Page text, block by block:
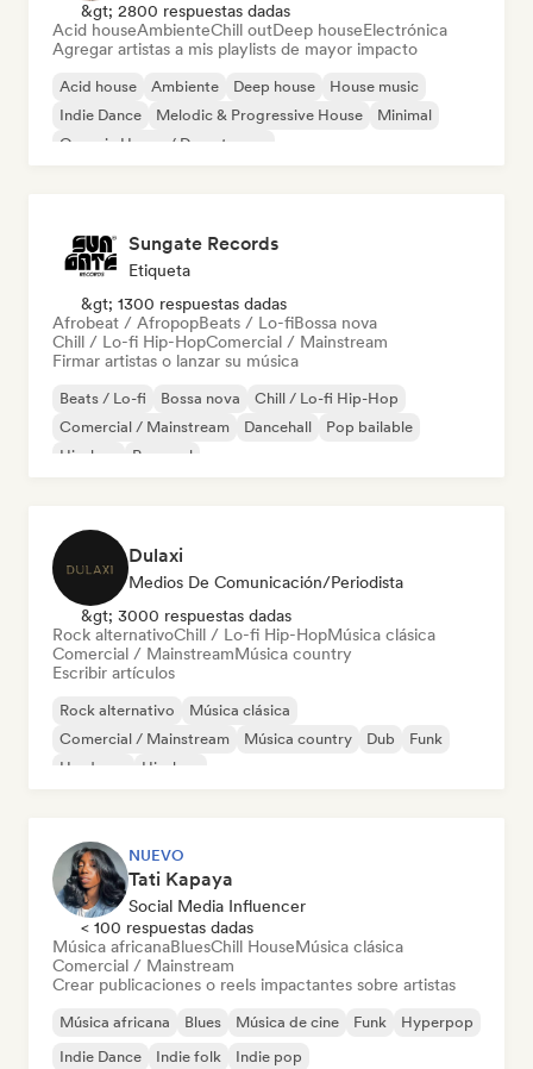
&gt; 2800 respuestas dadas
Acid houseAmbienteChill outDeep houseElectrónica
Agregar artistas a mis playlists de mayor impacto
Acid house Ambiente Deep house
House music
Indie Dance
Melodic & Progressive House
Minimal
Organic House / Downtempo
Sungate Records
Etiqueta
&gt; 1300 respuestas dadas
Afrobeat / AfropopBeats / Lo-fiBossa nova
Chill / Lo-fi Hip-HopComercial / Mainstream
Firmar artistas o lanzar su música
Beats / Lo-fi Bossa nova
Chill / Lo-fi Hip-Hop
Comercial / Mainstream
Dancehall
Pop bailable
Hip-hop
Pop soul
Dulaxi
Medios De Comunicación/Periodista
&gt; 3000 respuestas dadas
Rock alternativoChill / Lo-fi Hip-HopMúsica clásica
Comercial / MainstreamMúsica country
Escribir artículos
Rock alternativo
Música clásica
Comercial / Mainstream
Música country Dub
Funk
Hardcore
Hip-hop
NUEVO
Tati Kapaya
Social Media Influencer
< 100 respuestas dadas
Música africanaBluesChill HouseMúsica clásica
Comercial / Mainstream
Crear publicaciones o reels impactantes sobre artistas
Música africana Blues Música de cine Funk
Hyperpop
Indie Dance
Indie folk Indie pop